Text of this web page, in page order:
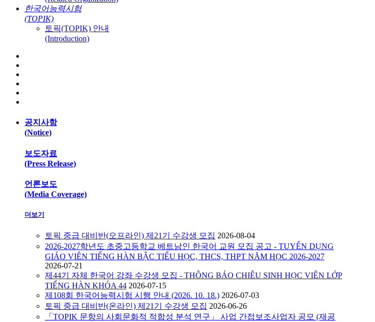
한국어능력시험
(TOPIK)
토픽(TOPIK) 안내
(Introduction)
공지사항
(Notice)
보도자료
(Press Release)
언론보도
(Media Coverage)
더보기
토픽 중급 대비반(오프라인) 제21기 수강생 모집 2026-08-04
2026-2027학년도 초중고등학교 베트남인 한국어 교원 모집 공고 - TUYỂN DỤNG
GIÁO VIÊN TIẾNG HÀN BẬC TIỂU HỌC, THCS, THPT NĂM HỌC 2026-2027
2026-07-21
제44기 자체 한국어 강좌 수강생 모집 - THÔNG BÁO CHIÊU SINH HỌC VIÊN LỚP
TIẾNG HÀN KHÓA 44 2026-07-15
제108회 한국어능력시험 시행 안내 (2026. 10. 18.) 2026-07-03
토픽 중급 대비반(온라인) 제21기 수강생 모집 2026-06-26
「TOPIK 문항의 사회문화적 적합성 분석 연구」 사업 간접보조사업자 공모 (재공